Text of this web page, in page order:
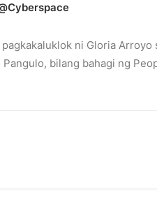
ni Gloria
bilang bahagi ng